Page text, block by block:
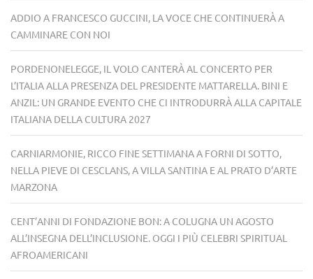
ADDIO A FRANCESCO GUCCINI, LA VOCE CHE CONTINUERÀ A
CAMMINARE CON NOI
PORDENONELEGGE, IL VOLO CANTERÀ AL CONCERTO PER
L’ITALIA ALLA PRESENZA DEL PRESIDENTE MATTARELLA. BINI E
ANZIL: UN GRANDE EVENTO CHE CI INTRODURRÀ ALLA CAPITALE
ITALIANA DELLA CULTURA 2027
CARNIARMONIE, RICCO FINE SETTIMANA A FORNI DI SOTTO,
NELLA PIEVE DI CESCLANS, A VILLA SANTINA E AL PRATO D’ARTE
MARZONA
CENT’ANNI DI FONDAZIONE BON: A COLUGNA UN AGOSTO
ALL’INSEGNA DELL’INCLUSIONE. OGGI I PIÙ CELEBRI SPIRITUAL
AFROAMERICANI